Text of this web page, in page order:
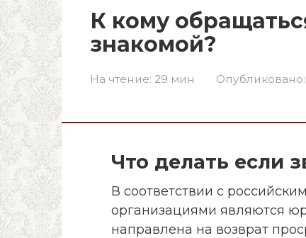
К кому
знакомой?
На чтение: 29 мин Опубликовано:
Что делать если
В соответствии с
организациями являются
направлена на возврат